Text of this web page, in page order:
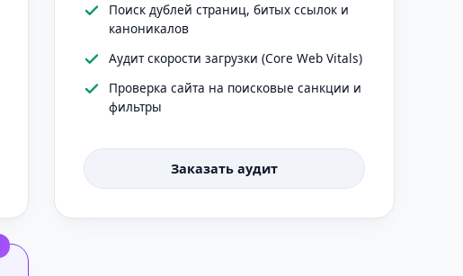
Поиск дублей страниц, битых ссылок и
каноникалов
Аудит скорости загрузки (Core Web Vitals)
Проверка сайта на поисковые санкции и
фильтры
Заказать аудит